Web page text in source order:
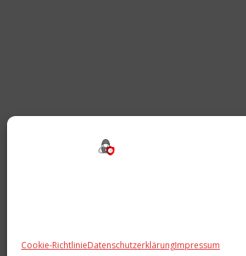
Cookie-RichtlinieDatenschutzerklärungImpressum